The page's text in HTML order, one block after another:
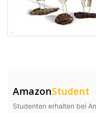
AmazonStudent
Studenten erhalten bei